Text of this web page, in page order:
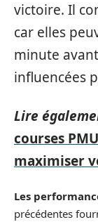
victoire. Il
car elles
minute
influencées
Lire
courses
maximiser
Les
précédentes